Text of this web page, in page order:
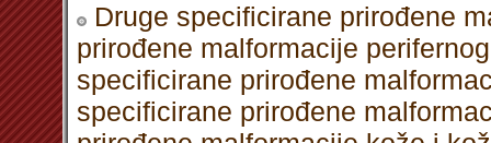
Druge specificirane prirođene
prirođene malformacije
specificirane prirođene
specificirane prirođene